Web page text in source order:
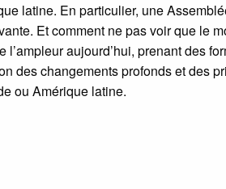
latine. En particulier, une
Et comment ne pas voir que le
aujourd’hui, prenant des
des changements profonds et des
ou Amérique latine.